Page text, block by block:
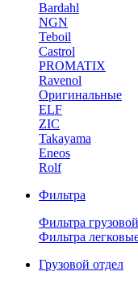
Bardahl
NGN
Teboil
Castrol
PROMATIX
Ravenol
Оригинальные
ELF
ZIC
Takayama
Eneos
Rolf
Фильтра
Фильтра грузовой
Фильтра
Грузовой отдел